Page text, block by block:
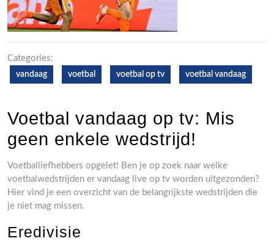
Categories:
vandaag voetbal voetbal op tv voetbal vandaag
Voetbal vandaag op tv: Mis
geen enkele wedstrijd!
Voetballiefhebbers opgelet! Ben je op zoek naar welke
voetbalwedstrijden er vandaag live op tv worden uitgezonden?
Hier vind je een overzicht van de belangrijkste wedstrijden die
je niet mag missen.
Eredivisie